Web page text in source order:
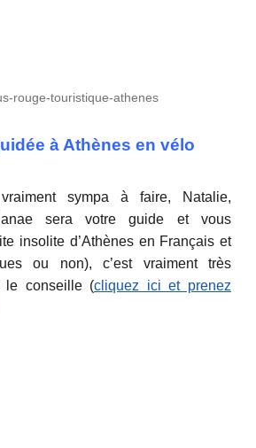
rouge-touristique-athenes
à Athènes en vélo
sympa à faire, Natalie,
sera votre guide et vous
insolite d’Athènes en Français et
ou non), c’est vraiment très
le conseille (cliquez ici et prenez